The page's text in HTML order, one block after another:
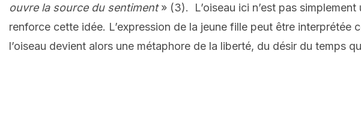
ouvre la source du sentiment» (3). L’oiseau ici n’est pas
renforce cette idée. L’expression de la jeune fille peut être interprétée
l’oiseau devient alors une métaphore de la liberté, du désir du temps